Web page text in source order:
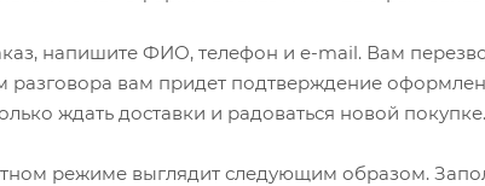
напишите ФИО, телефон и e-mail. Вам
разговора вам придет подтверждение
ждать доставки и радоваться новой покупке.
режиме выглядит следующим образом.